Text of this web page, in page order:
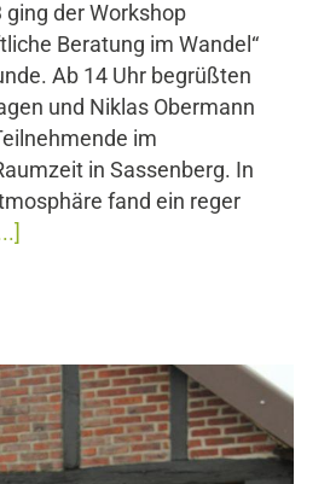
der Workshop
Beratung im Wandel“
Ab 14 Uhr begrüßten
und Niklas Obermann
im
in Sassenberg. In
fand ein reger